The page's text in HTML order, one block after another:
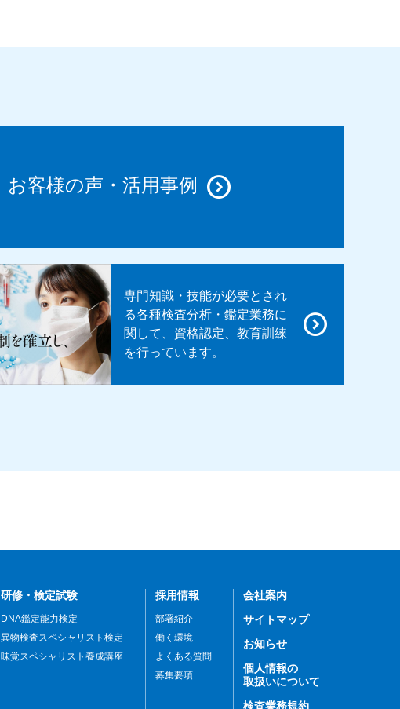
お客様の声・活用事例
専門知識・技能が必要とされ
る各種検査分析・鑑定業務に
関して、資格認定、教育訓練
を行っています。
研修・検定試験
DNA鑑定能力検定
異物検査スペシャリスト検定
味覚スペシャリスト養成講座
採用情報
部署紹介
働く環境
よくある質問
募集要項
会社案内
サイトマップ
お知らせ
個人情報の
取扱いについて
検査業務規約